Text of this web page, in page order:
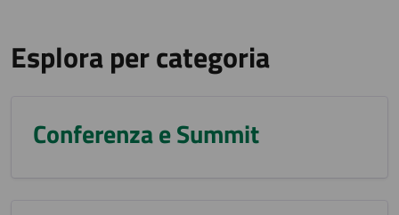
Esplora per categoria
Conferenza e Summit